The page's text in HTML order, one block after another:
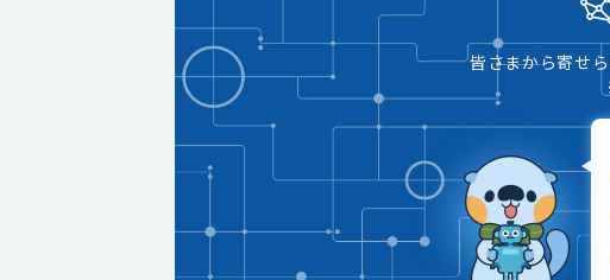
皆さまから寄せ